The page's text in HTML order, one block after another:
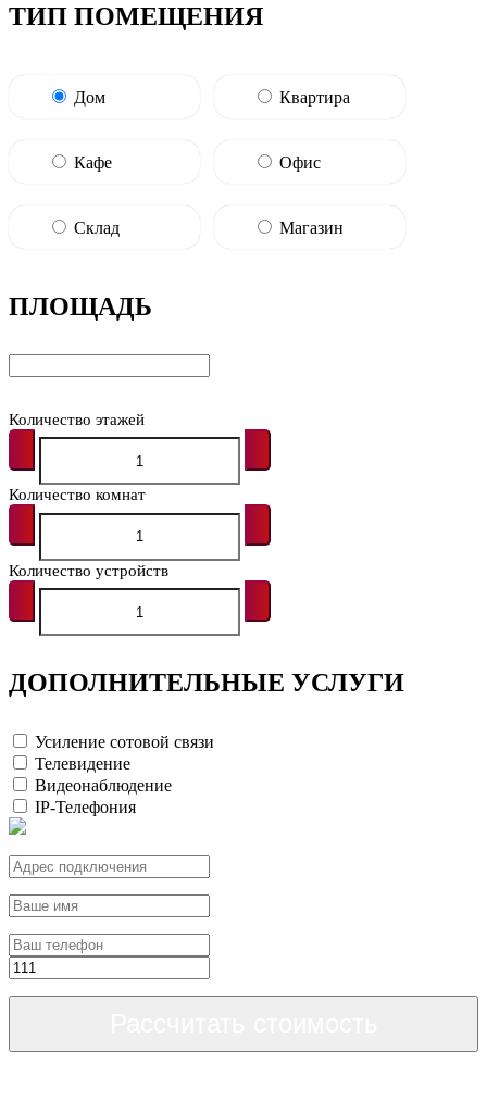
ТИП ПОМЕЩЕНИЯ
Дом Квартира
Кафе Офис
Склад Магазин
ПЛОЩАДЬ
Количество этажей
Количество комнат
Количество устройств
ДОПОЛНИТЕЛЬНЫЕ УСЛУГИ
Усиление сотовой связи
Телевидение
Видеонаблюдение
IP-Телефония